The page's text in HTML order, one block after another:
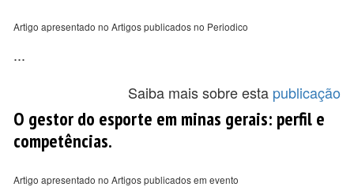
Artigo apresentado no Artigos publicados no Periodico
...
Saiba mais sobre esta publicação
O gestor do esporte em minas gerais: perfil e
competências.
Artigo apresentado no Artigos publicados em evento